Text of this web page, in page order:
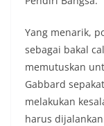
Yang menarik,
sebagai bakal
memutuskan
Gabbard
melakukan
harus